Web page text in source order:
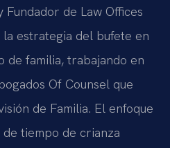
Fundador de Law Offices
la estrategia del bufete en
de familia, trabajando en
Of Counsel que
de Familia. El enfoque
tiempo de crianza